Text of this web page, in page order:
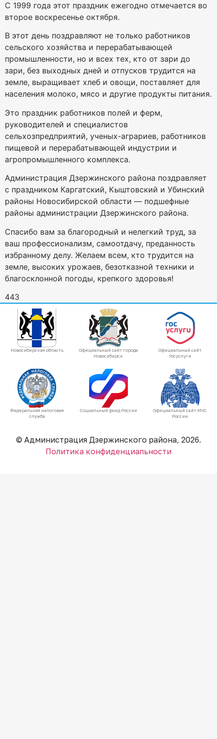
С 1999 года этот праздник ежегодно отмечается во
второе воскресенье октября.
В этот день поздравляют не только работников
сельского хозяйства и перерабатывающей
промышленности, но и всех тех, кто от зари до
зари, без выходных дней и отпусков трудится на
земле, выращивает хлеб и овощи, поставляет для
населения молоко, мясо и другие продукты питания.
Это праздник работников полей и ферм,
руководителей и специалистов
сельхозпредприятий, ученых-аграриев, работников
пищевой и перерабатывающей индустрии и
агропромышленного комплекса.
Администрация Дзержинского района поздравляет
с праздником Каргатский, Кыштовский и Убинский
районы Новосибирской области — подшефные
районы администрации Дзержинского района.
Спасибо вам за благородный и нелегкий труд, за
ваш профессионализм, самоотдачу, преданность
избранному делу. Желаем всем, кто трудится на
земле, высоких урожаев, безотказной техники и
благосклонной погоды, крепкого здоровья!
443
Новосибирская область
Официальный сайт города
Новосибирск
Официальный сайт
Госуслуги
Федеральная налоговая
служба
Социальный фонд России
Официальный сайт МЧС
России
© Администрация Дзержинского района, 2026.
Политика конфиденциальности